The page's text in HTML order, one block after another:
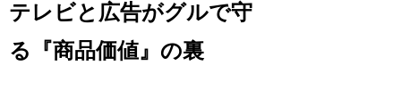
テレビと広告がグルで守
る『商品価値』の裏